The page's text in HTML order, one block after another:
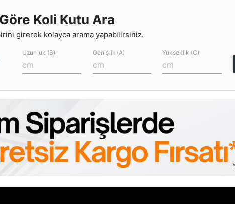
Koli Kutu Ara
girerek kolayca arama yapabilirsiniz.
Uzunluk (B) Genişlik (A) Yükseklik (C)